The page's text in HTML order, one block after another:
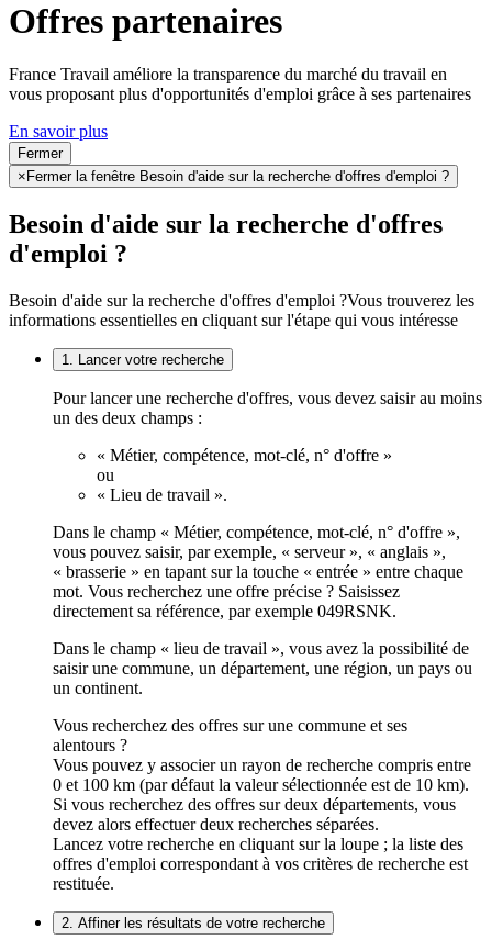
Offres partenaires
France Travail améliore la transparence du marché du travail en
vous proposant plus d'opportunités d'emploi grâce à ses partenaires
En savoir plus
Fermer
× Fermer la fenêtre Besoin d'aide sur la recherche d'offres d'emploi ?
Besoin d'aide sur la recherche d'offres
d'emploi ?
Besoin d'aide sur la recherche d'offres d'emploi ?Vous trouverez les
informations essentielles en cliquant sur l'étape qui vous intéresse
1. Lancer votre recherche
Pour lancer une recherche d'offres, vous devez saisir au moins
un des deux champs :
« Métier, compétence, mot-clé, n° d'offre »
ou
« Lieu de travail ».
Dans le champ « Métier, compétence, mot-clé, n° d'offre »,
vous pouvez saisir, par exemple, « serveur », « anglais »,
« brasserie » en tapant sur la touche « entrée » entre chaque
mot. Vous recherchez une offre précise ? Saisissez
directement sa référence, par exemple 049RSNK.
Dans le champ « lieu de travail », vous avez la possibilité de
saisir une commune, un département, une région, un pays ou
un continent.
Vous recherchez des offres sur une commune et ses
alentours ?
Vous pouvez y associer un rayon de recherche compris entre
0 et 100 km (par défaut la valeur sélectionnée est de 10 km).
Si vous recherchez des offres sur deux départements, vous
devez alors effectuer deux recherches séparées.
Lancez votre recherche en cliquant sur la loupe ; la liste des
offres d'emploi correspondant à vos critères de recherche est
restituée.
2. Affiner les résultats de votre recherche